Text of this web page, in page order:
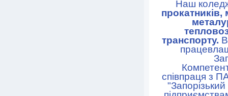
Наш коледж
прокатників,
транспорту.
співпраця з